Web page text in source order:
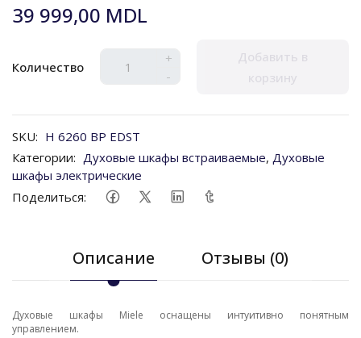
39 999,00 MDL
Количество
+
-
Добавить в
корзину
SKU: H 6260 BP EDST
Категории: Духовые шкафы встраиваемые, Духовые
шкафы электрические
Поделиться:
Описание Отзывы (0)
Духовые шкафы Miele оснащены интуитивно понятным
управлением.